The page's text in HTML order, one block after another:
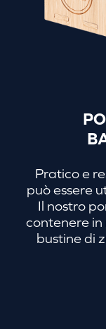
Pratico e
può essere
Il nostro
contenere
bustine di